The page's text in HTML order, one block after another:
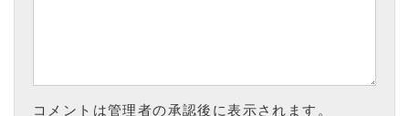
コメントは管理者の承認後に表示されます。